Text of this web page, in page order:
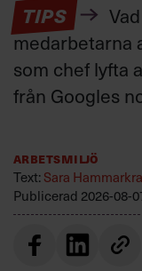
TIPS
medarbetarna
som chef lyfta
från Googles
Arbetsmiljö
Text:Sara
Publicerad 2026-08-